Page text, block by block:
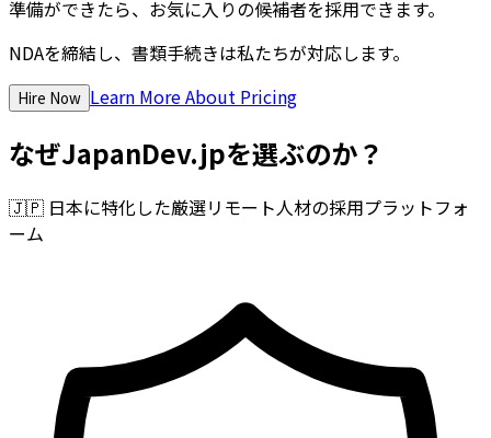
準備ができたら、お気に入りの候補者を採用できます。
NDAを締結し、書類手続きは私たちが対応します。
Hire Now Learn More About Pricing
なぜJapanDev.jpを選ぶのか？
🇯🇵 日本に特化した厳選リモート人材の採用プラットフォ
ーム